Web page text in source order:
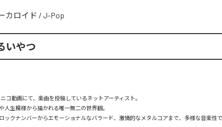
カロイド / J-Pop
いやつ
コ動画にて、楽曲を投稿しているネットアーティスト。
人生模様から描かれる唯一無二の世界観。
ックナンバーからエモーショナルなバラード、激情的なメタルコアまで、多様な音楽性